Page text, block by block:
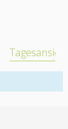
Tagesansicht